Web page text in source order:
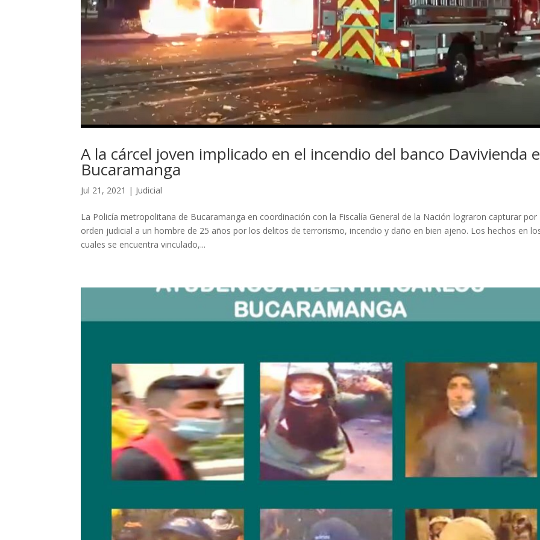
A la cárcel joven implicado en el incendio del banco Davivienda
Bucaramanga
Jul 21, 2021 | Judicial
La Policía metropolitana de Bucaramanga en coordinación con la Fiscalía General de la Nación lograron capturar por
orden judicial a un hombre de 25 años por los delitos de terrorismo, incendio y daño en bien ajeno. Los hechos en
cuales se encuentra vinculado,...